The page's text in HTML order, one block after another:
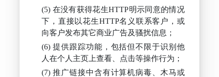
在没有获得花生HTTP明示同意的情况
下，直接以花生HTTP名义联系客户，或
向客户发布其它商业广告及骚扰信息；
提供跟踪功能，包括但不限于识别他
人在个人主页上查看、点击等操作行为；
推广链接中含有计算机病毒、木马或